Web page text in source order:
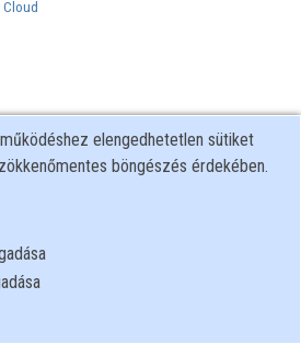
Cloud
elengedhetetlen sütiket
böngészés érdekében.